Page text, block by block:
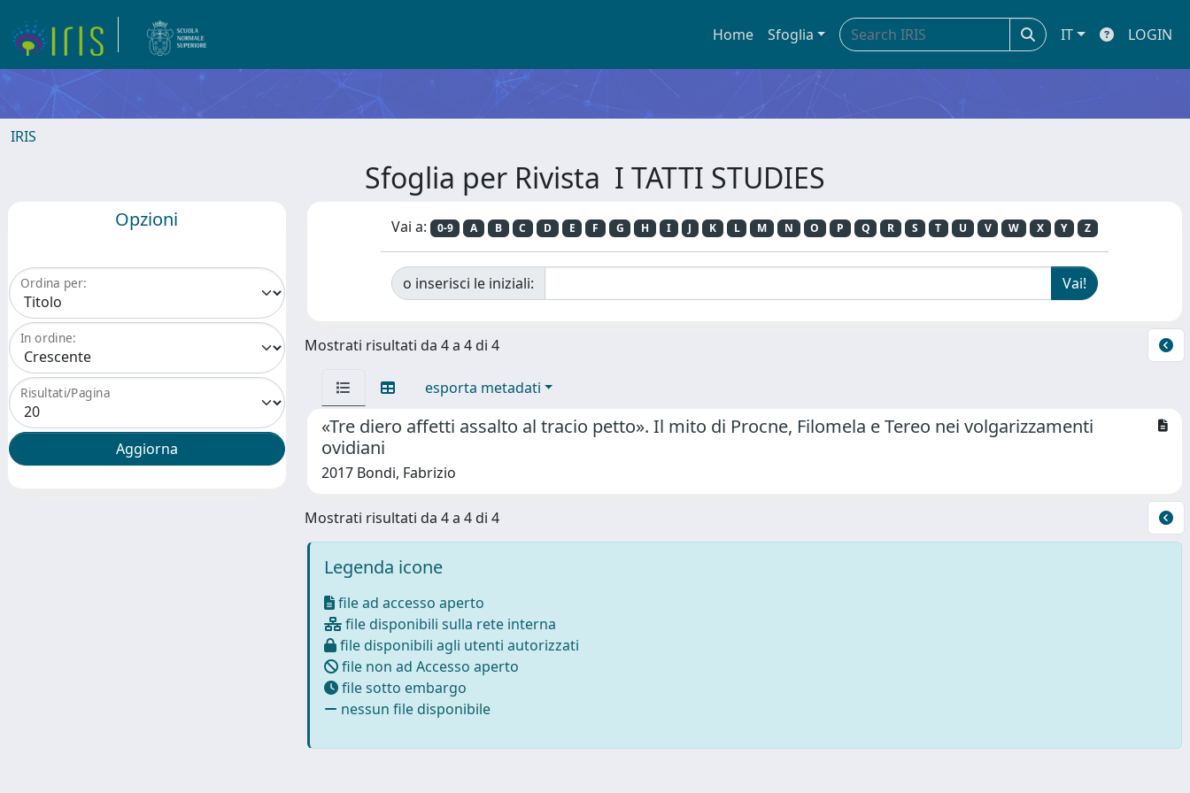
Home Sfoglia IT LOGIN
IRIS
Sfoglia per Rivista I TATTI STUDIES
Opzioni
Ordina per:
In ordine:
Risultati/Pagina
Vai a: 0-9 A B C D E F G H I J K L M N O P Q R S T U V W X Y Z
o inserisci le iniziali:
Mostrati risultati da 4 a 4 di 4
esporta metadati
«Tre diero affetti assalto al tracio petto». Il mito di Procne, Filomela e Tereo nei volgarizzamenti
ovidiani
2017 Bondi, Fabrizio
Mostrati risultati da 4 a 4 di 4
Legenda icone
file ad accesso aperto
file disponibili sulla rete interna
file disponibili agli utenti autorizzati
file non ad Accesso aperto
file sotto embargo
nessun file disponibile